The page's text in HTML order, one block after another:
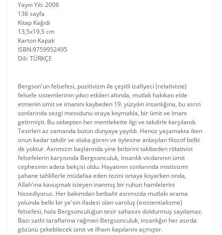
Yayın Yılı: 2006
136 sayfa
Kitap Kağıdı
13,5x19,5 cm
Karton Kapak
ISBN:9759952495
Dili: TÜRKÇE
Bergson'un felsefesi, pozitivizm ile çeşitli izafiyeci (relativiste)
felsefe sistemlerinin yıkıcı etkileri altında, mutlak hakikatı elde
etmenin ümit ve imanını kaybeden 19. yüzyılın insanlığına, bu asrın
sonlarında sezgi metodunu oraya koymakla, bir ümit ve imanı
getirmişti. Bu sebepten her memlekette ilgi ve takdirle karşılandı.
Tesirleri az zamanda bütün dünyaya yayıldı. Henüz yaşamakta iken
onun kadar takdir ve alaka gören ve öylesine anlaşılan filozof belki
de yoktur. Asrımızın başlarında yine birbirini takibeden rölativist
felsefelerin karşısında Bergsonculuk, insanlık vicdanının ümit
cephesinin adeta bekçisi oldu. Hayatının sonlarında mistisizmi
şahane tahlillerle müdafaa eden tezini ortaya koyarken onda,
Allah'ına kavuşmak isteyen inanmış bir ruhun hamlelerini
hissediyoruz. Her bakımdan betbaht asrımızda mutlakı arama
yolunda belki bir ye'sin ifadesi olan varoluş (existentialisme)
felsefesi, hala Bergsonculuğun tesir sahasını doldurmuş sayılamaz.
Bazı sathi taraflarına rağmen Bergsonculuk, insanlığın her asırda
gözünü çekebilecek ümit ve ilham kapılarını açmıştır.